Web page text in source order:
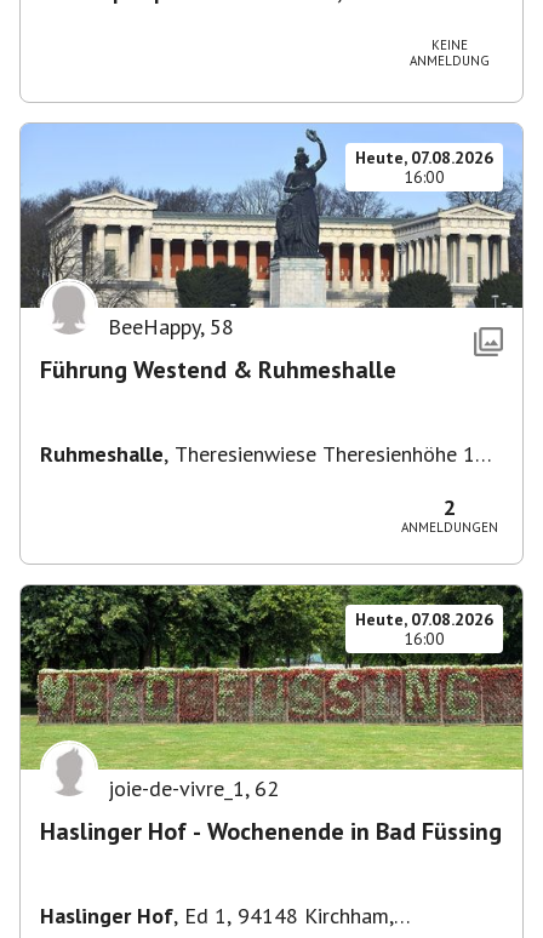
KEINE
ANMELDUNG
Heute, 07.08.2026
16:00
BeeHappy, 58
Führung Westend & Ruhmeshalle
Ruhmeshalle, Theresienwiese Theresienhöhe 16,
2
ANMELDUNGEN
Heute, 07.08.2026
16:00
joie-de-vivre_1, 62
Haslinger Hof - Wochenende in Bad Füssing
Haslinger Hof, Ed 1, 94148 Kirchham,